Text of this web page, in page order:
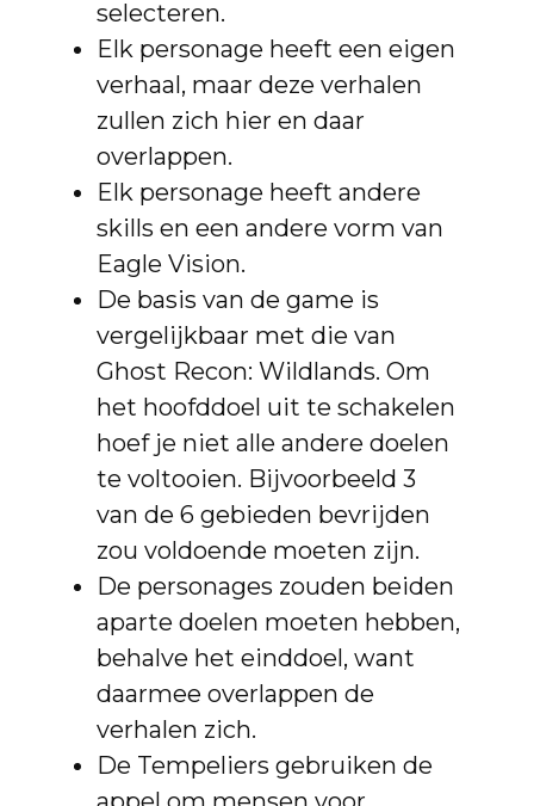
selecteren.
Elk personage heeft een eigen
verhaal, maar deze verhalen
zullen zich hier en daar
overlappen.
Elk personage heeft andere
skills en een andere vorm van
Eagle Vision.
De basis van de game is
vergelijkbaar met die van
Ghost Recon: Wildlands. Om
het hoofddoel uit te schakelen
hoef je niet alle andere doelen
te voltooien. Bijvoorbeeld 3
van de 6 gebieden bevrijden
zou voldoende moeten zijn.
De personages zouden beiden
aparte doelen moeten hebben,
behalve het einddoel, want
daarmee overlappen de
verhalen zich.
De Tempeliers gebruiken de